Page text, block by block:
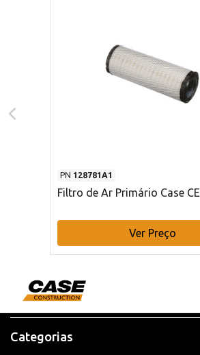
PN 128781A1
Filtro de Ar Primário Case CE
Ver Preço
Categorias